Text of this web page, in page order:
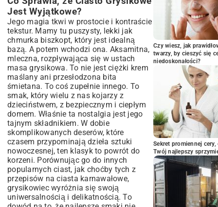
lub Bez Mleka
Najczęstsze Błędy i Sprawdzone Porady
Cukiernicze
Jak Uniknąć Grudek w Masie Grysikowej?
Sekrety Wilgotnego i Puszystego Biszkoptu
Przechowywanie i Eleganckie
Serwowanie Ciasta Grysikowego
Jak Długo Ciasto Zachowa Świeżość?
Pomysły na Podanie: Idealne Do Kawy czy
na Przyjęcie?
Jest Wyjątkowe?
Jego magia tkwi w prostocie i kontraście
tekstur. Mamy tu puszysty, lekki jak
chmurka biszkopt, który jest idealną
bazą. A potem wchodzi ona. Aksamitna,
mleczna, rozpływająca się w ustach
masa grysikowa. To nie jest ciężki krem
maślany ani przesłodzona bita
śmietana. To coś zupełnie innego. To
smak, który wielu z nas kojarzy z
dzieciństwem, z bezpiecznym i ciepłym
domem. Właśnie ta nostalgia jest jego
tajnym składnikiem. W dobie
skomplikowanych deserów, które
czasem przypominają dzieła sztuki
nowoczesnej, ten klasyk to powrót do
korzeni. Porównując go do innych
popularnych ciast, jak choćby tych z
przepisów na ciasta karnawałowe,
grysikowiec wyróżnia się swoją
uniwersalnością i delikatnością. To
Czy wiesz, jak
twarzy, by cieszyć się
niedoskonałości?
Sekret promiennej
Twój najlepszy